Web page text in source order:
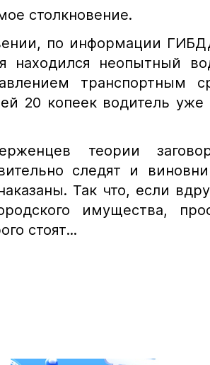
столкновение.
по информации
находился неопытный
транспортным
20 копеек водитель уже
теории
следят и
Так что, если
имущества,
стоят...